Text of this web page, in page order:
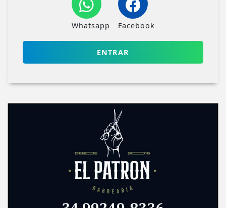
Whatsapp Facebook
ENTRAR